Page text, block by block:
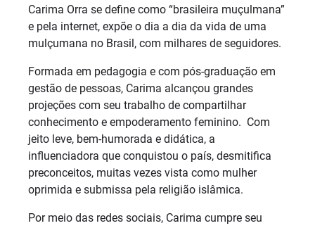
Carima Orra se define como “brasileira muçulmana”
e pela internet, expõe o dia a dia da vida de uma
mulçumana no Brasil, com milhares de seguidores.
Formada em pedagogia e com pós-graduação em
gestão de pessoas, Carima alcançou grandes
projeções com seu trabalho de compartilhar
conhecimento e empoderamento feminino. Com
jeito leve, bem-humorada e didática, a
influenciadora que conquistou o país, desmitifica
preconceitos, muitas vezes vista como mulher
oprimida e submissa pela religião islâmica.
Por meio das redes sociais, Carima cumpre seu